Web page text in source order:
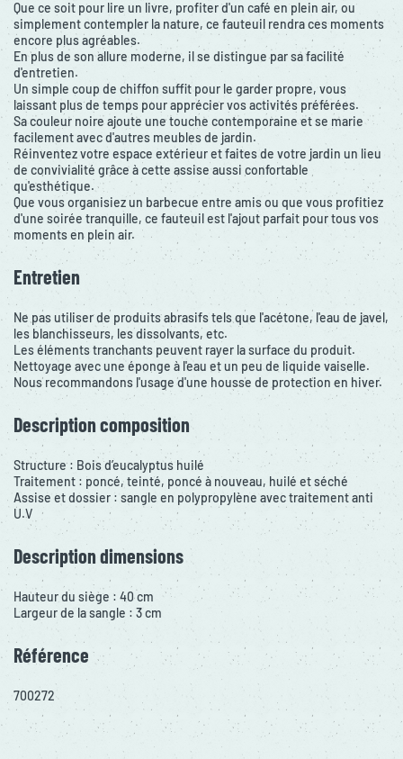
Que ce soit pour lire un livre, profiter d'un café en plein air, ou
simplement contempler la nature, ce fauteuil rendra ces moments
encore plus agréables.
En plus de son allure moderne, il se distingue par sa facilité
d'entretien.
Un simple coup de chiffon suffit pour le garder propre, vous
laissant plus de temps pour apprécier vos activités préférées.
Sa couleur noire ajoute une touche contemporaine et se marie
facilement avec d'autres meubles de jardin.
Réinventez votre espace extérieur et faites de votre jardin un lieu
de convivialité grâce à cette assise aussi confortable
qu'esthétique.
Que vous organisiez un barbecue entre amis ou que vous profitiez
d'une soirée tranquille, ce fauteuil est l'ajout parfait pour tous vos
moments en plein air.
Entretien
Ne pas utiliser de produits abrasifs tels que l'acétone, l'eau de javel,
les blanchisseurs, les dissolvants, etc.
Les éléments tranchants peuvent rayer la surface du produit.
Nettoyage avec une éponge à l'eau et un peu de liquide vaiselle.
Nous recommandons l'usage d'une housse de protection en hiver.
Description composition
Structure : Bois d’eucalyptus huilé
Traitement : poncé, teinté, poncé à nouveau, huilé et séché
Assise et dossier : sangle en polypropylène avec traitement anti
U.V
Description dimensions
Hauteur du siège : 40 cm
Largeur de la sangle : 3 cm
Référence
700272